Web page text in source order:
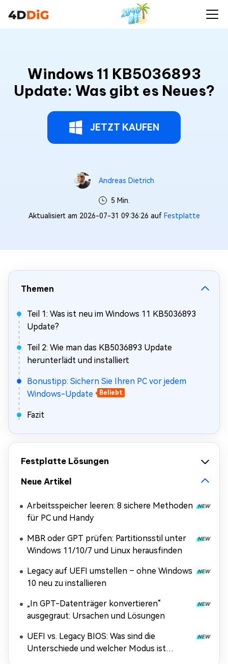
Windows 11 KB5036893
Update: Was gibt es Neues?
JETZT KAUFEN
Andreas Dietrich
5 Min.
Aktualisiert am 2026-07-31 09:36:26 auf Festplatte
Themen
Teil 1: Was ist neu im Windows 11 KB5036893
Update?
Teil 2: Wie man das KB5036893 Update
herunterlädt und installiert
Bonustipp: Sichern Sie Ihren PC vor jedem
Windows-Update
Beliebt
Fazit
Festplatte Lösungen
Neue Artikel
Arbeitsspeicher leeren: 8 sichere Methoden
für PC und Handy
MBR oder GPT prüfen: Partitionsstil unter
Windows 11/10/7 und Linux herausfinden
Legacy auf UEFI umstellen – ohne Windows
10 neu zu installieren
„In GPT-Datenträger konvertieren“
ausgegraut: Ursachen und Lösungen
UEFI vs. Legacy BIOS: Was sind die
Unterschiede und welcher Modus ist